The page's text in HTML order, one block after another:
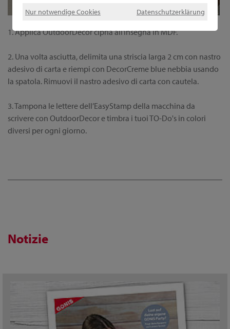
Nur notwendige Cookies Datenschutzerklärung
1. Applica OutdoorDecor cipria all’insegna in MDF.
2. Una volta asciutta, delimita una striscia larga 2 cm con nastro
adesivo di carta e riempi con DecorCreme blue nebbia usando
la spatola. Rimuovi il nastro adesivo di carta con cautela.
3. Tampona le lettere dell’EasyStamp della macchina da
scrivere con OutdoorDecor e timbra i tuoi TO-Do's in colori
diversi per ogni giorno.
Notizie